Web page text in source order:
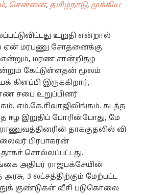
, சென்னை, தமிழ்நாடு, முக்கிய
உறுதி என்றால்
ஏன் மரபணு சோதனைக்கு
மரண சான்றிதழ்
கேட்டுள்ளதன் மூலம்
கிளப்பி இருக்கிறார்,
சபை உறுப்பினர்
எம்.கே.சிவாஜிலிங்கம். கடந்த
ஈழ இறுதிப் போரின்போது, மே
தாக்குதலில் வி
பிரபாகரன்
சொல்லப்பட்டது.
அதிபர் ராஜபக்சேயின்
3 லட்சத்திற்கும் மேற்பட்ட
குண்டுகள் வீசி படுகொலை